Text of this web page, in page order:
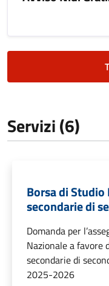
Servizi (6)
Borsa di
secondarie di
Domanda per
Nazionale a favore
secondarie di
2025-2026